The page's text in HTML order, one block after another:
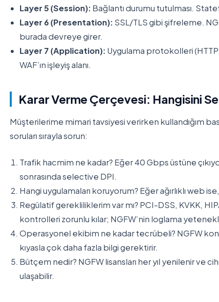
Layer 5 (Session): Bağlantı durumu tutulması.
Layer 6 (Presentation): SSL/TLS gibi şifreleme.
burada devreye girer.
Layer 7 (Application): Uygulama protokolleri
WAF’ın işleyiş alanı.
Karar Verme Çerçevesi: Hangisini
Müşterilerime mimari tavsiyesi verirken kullandığım
soruları sırayla sorun:
Trafik hacmim ne kadar? Eğer 40 Gbps üstüne
sonrasında selective DPI.
Hangi uygulamaları koruyorum? Eğer ağırlıklı web
Regülatif gerekliliklerim var mı? PCI-DSS, KVKK,
kontrolleri zorunlu kılar; NGFW’nin loglama
Operasyonel ekibim ne kadar tecrübeli? NGFW
kıyasla çok daha fazla bilgi gerektirir.
Bütçem nedir? NGFW lisansları her yıl yenilenir ve
ulaşabilir.